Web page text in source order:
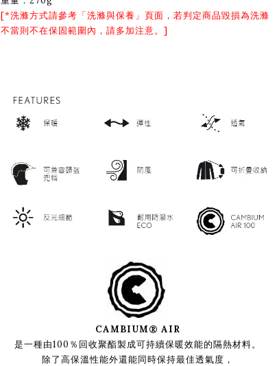
[*洗滌方式請參考「洗滌與保養 」頁面，若判定商品毀損為洗滌
不當則不在保固範圍內，請多加注意。]
CAMBIUM® AIR
是一種由100％回收聚酯製成可持續保暖效能的隔熱材料。
除了高保溫性能外還能同時保持最佳透氣度，